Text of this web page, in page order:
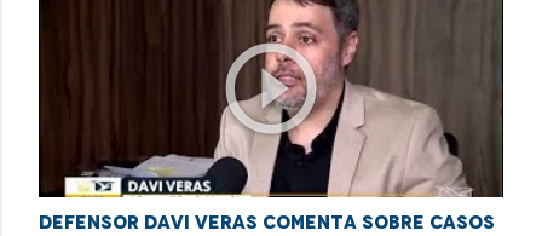
play_circle_outline
Defensor Davi Veras comenta sobre casos